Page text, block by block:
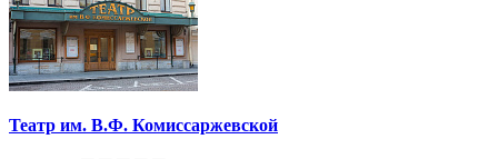
Театр им. В.Ф. Комиссаржевской